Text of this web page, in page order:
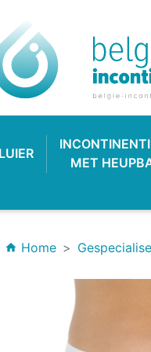
MET
PLASTIC BROEKJE
HYGIËNE & VERZORGING
KLASSIEKE LUIER
home Home